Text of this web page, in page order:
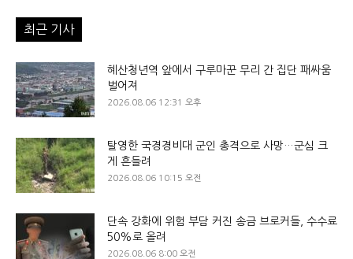
최근 기사
혜산청년역 앞에서 구루마꾼 무리 간 집단 패싸움
벌어져
2026.08.06 12:31 오후
탈영한 국경경비대 군인 총격으로 사망…군심 크
게 흔들려
2026.08.06 10:15 오전
단속 강화에 위험 부담 커진 송금 브로커들, 수수료
50%로 올려
2026.08.06 8:00 오전